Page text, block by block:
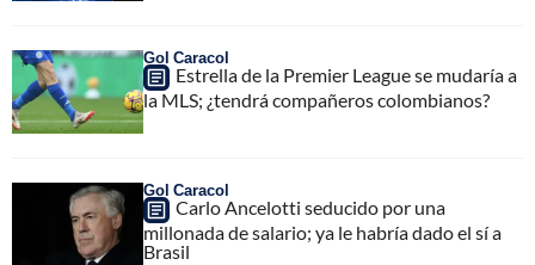
Gol Caracol
Estrella de la Premier League se mudaría a
la MLS; ¿tendrá compañeros colombianos?
Gol Caracol
Carlo Ancelotti seducido por una
millonada de salario; ya le habría dado el sí a
Brasil